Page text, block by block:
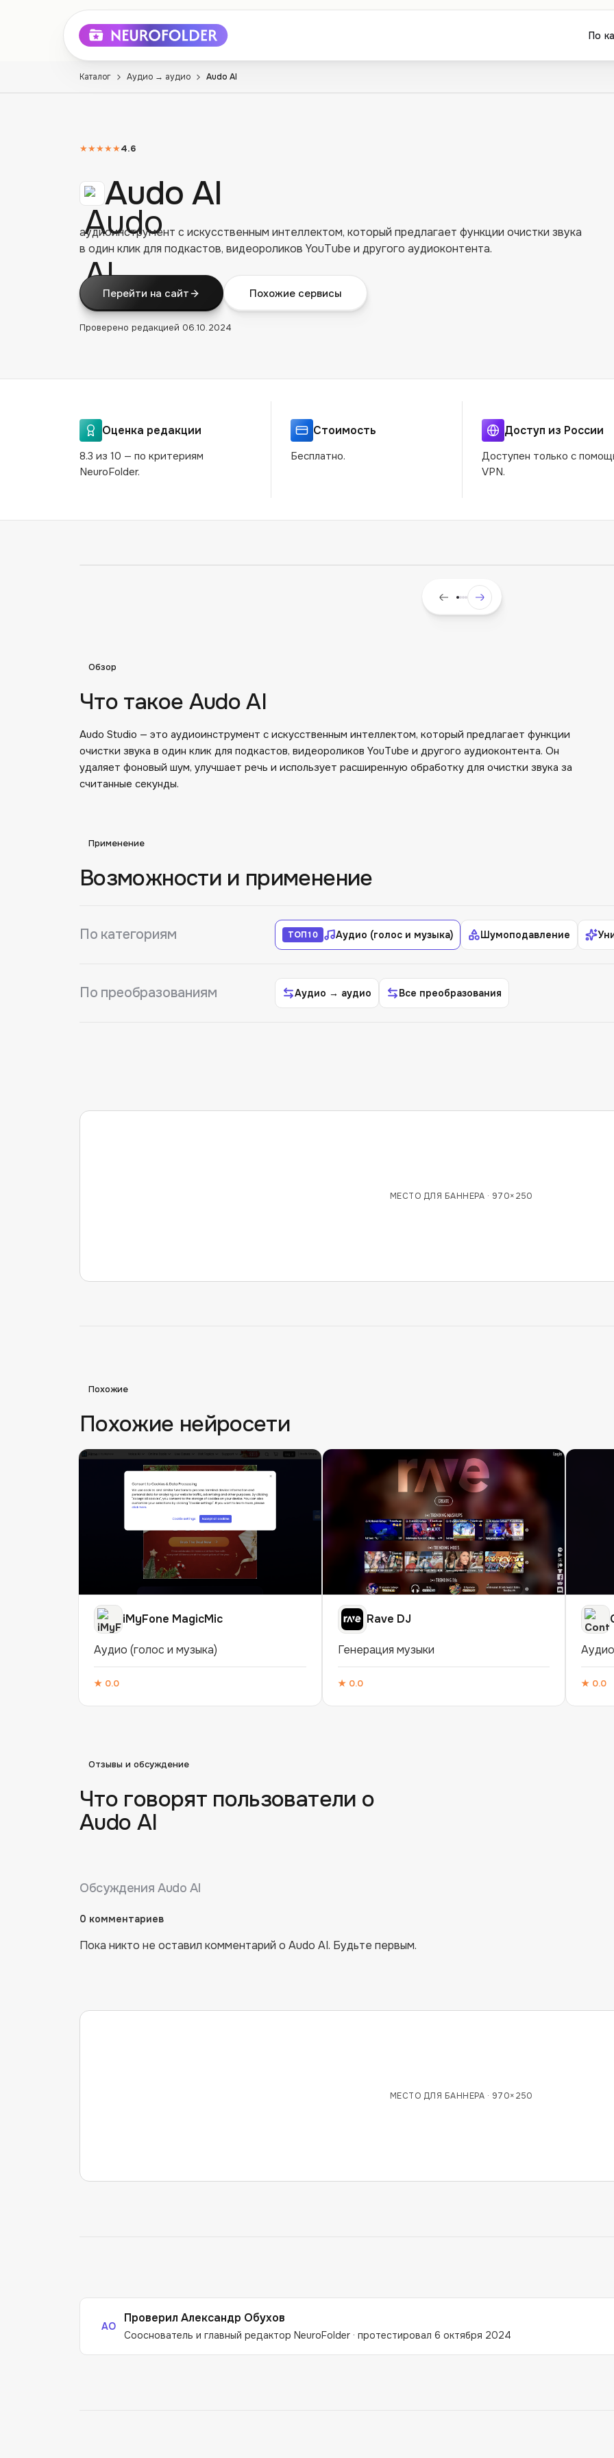
По
Каталог Аудио → аудио Audo AI
★★★★★4.6
Audo AI
аудиоинструмент с искусственным интеллектом, который предлагает функции очистки звука
в один клик для подкастов, видеороликов YouTube и другого аудиоконтента.
Перейти на сайт Похожие сервисы
Проверено редакцией 06.10.2024
Оценка редакции
8.3 из 10 — по критериям
NeuroFolder.
Стоимость
Бесплатно.
Доступ из России
Доступен только с
VPN.
Обзор
Что такое Audo AI
Audo Studio — это аудиоинструмент с искусственным интеллектом, который предлагает функции
очистки звука в один клик для подкастов, видеороликов YouTube и другого аудиоконтента. Он
удаляет фоновый шум, улучшает речь и использует расширенную обработку для очистки звука за
считанные секунды.
Применение
Возможности и применение
По категориям ТОП10 Аудио (голос и музыка) Шумоподавление
По преобразованиям Аудио → аудио Все преобразования
МЕСТО ДЛЯ БАННЕРА · 970×250
Похожие
Похожие нейросети
iMyFone MagicMic
Аудио (голос и музыка)
★ 0.0
Rave DJ
Генерация музыки
★ 0.0 ★ 0.0
Отзывы и обсуждение
Что говорят пользователи о
Audo AI
ОбсужденияAudo AI
0 комментариев
Пока никто не оставил комментарий о Audo AI. Будьте первым.
МЕСТО ДЛЯ БАННЕРА · 970×250
АО
Проверил Александр Обухов
Сооснователь и главный редактор NeuroFolder · протестировал 6 октября 2024